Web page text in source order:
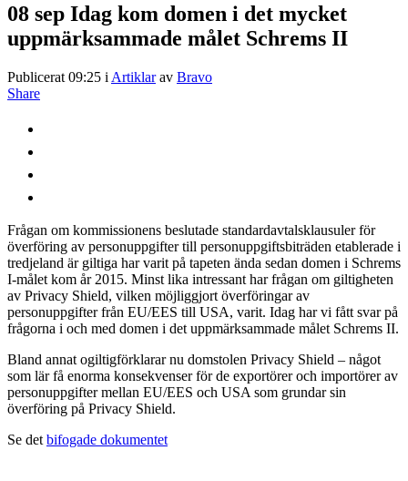
08 sep Idag kom domen i det mycket
uppmärksammade målet Schrems II
Publicerat 09:25 i Artiklar av Bravo
Share
Frågan om kommissionens beslutade standardavtalsklausuler för
överföring av personuppgifter till personuppgiftsbiträden etablerade i
tredjeland är giltiga har varit på tapeten ända sedan domen i Schrems
I-målet kom år 2015. Minst lika intressant har frågan om giltigheten
av Privacy Shield, vilken möjliggjort överföringar av
personuppgifter från EU/EES till USA, varit. Idag har vi fått svar på
frågorna i och med domen i det uppmärksammade målet Schrems II.
Bland annat ogiltigförklarar nu domstolen Privacy Shield – något
som lär få enorma konsekvenser för de exportörer och importörer av
personuppgifter mellan EU/EES och USA som grundar sin
överföring på Privacy Shield.
Se det bifogade dokumentet